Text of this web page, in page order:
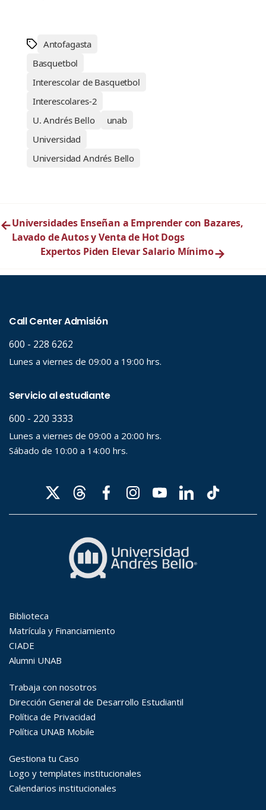
Antofagasta
Basquetbol
Interescolar de Basquetbol
Interescolares-2
U. Andrés Bello
unab
Universidad
Universidad Andrés Bello
←Universidades Enseñan a Emprender con Bazares,
Lavado de Autos y Venta de Hot Dogs
Expertos Piden Elevar Salario Mínimo→